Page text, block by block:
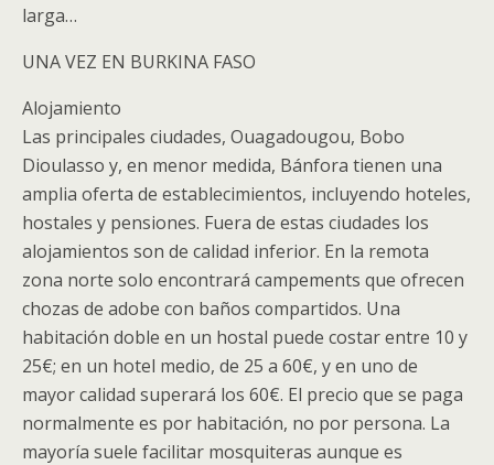
larga…
UNA VEZ EN BURKINA FASO
Alojamiento
Las principales ciudades, Ouagadougou, Bobo
Dioulasso y, en menor medida, Bánfora tienen una
amplia oferta de establecimientos, incluyendo hoteles,
hostales y pensiones. Fuera de estas ciudades los
alojamientos son de calidad inferior. En la remota
zona norte solo encontrará campements que ofrecen
chozas de adobe con baños compartidos. Una
habitación doble en un hostal puede costar entre 10 y
25€; en un hotel medio, de 25 a 60€, y en uno de
mayor calidad superará los 60€. El precio que se paga
normalmente es por habitación, no por persona. La
mayoría suele facilitar mosquiteras aunque es